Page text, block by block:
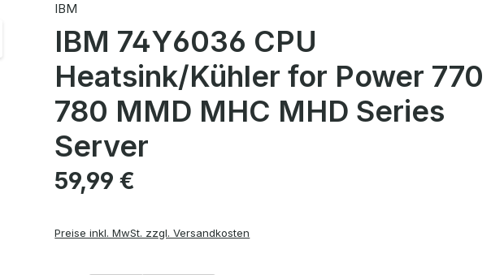
IBM
IBM 74Y6036 CPU
Heatsink/Kühler for Power 770
780 MMD MHC MHD Series
Server
Regulärer Preis:
59,99 €
Preise inkl. MwSt. zzgl. Versandkosten